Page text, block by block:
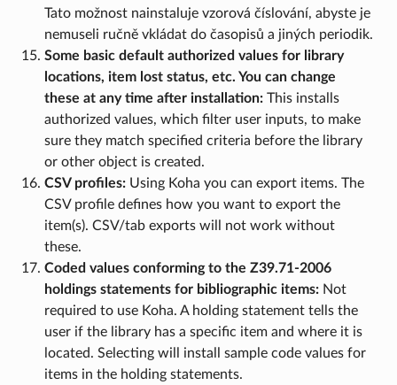
Tato možnost nainstaluje vzorová číslování, abyste je
nemuseli ručně vkládat do časopisů a jiných periodik.
Some basic default authorized values for library
locations, item lost status, etc. You can change
these at any time after installation:This installs
authorized values, which filter user inputs, to make
sure they match specified criteria before the library
or other object is created.
CSV profiles:Using Koha you can export items. The
CSV profile defines how you want to export the
item(s). CSV/tab exports will not work without
these.
Coded values conforming to the Z39.71-2006
holdings statements for bibliographic items:Not
required to use Koha. A holding statement tells the
user if the library has a specific item and where it is
located. Selecting will install sample code values for
items in the holding statements.